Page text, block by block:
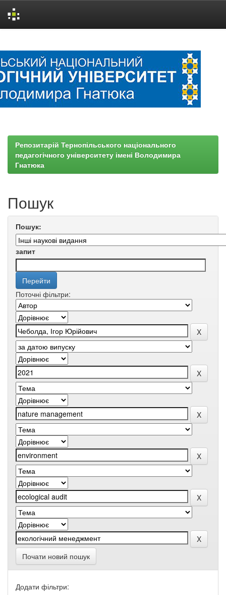
Репозитарій Тернопільського національного
педагогічного університету імені Володимира
Гнатюка
Пошук
Пошук:
запит
Поточні фільтри:
Почати новий пошук
Додати фільтри: